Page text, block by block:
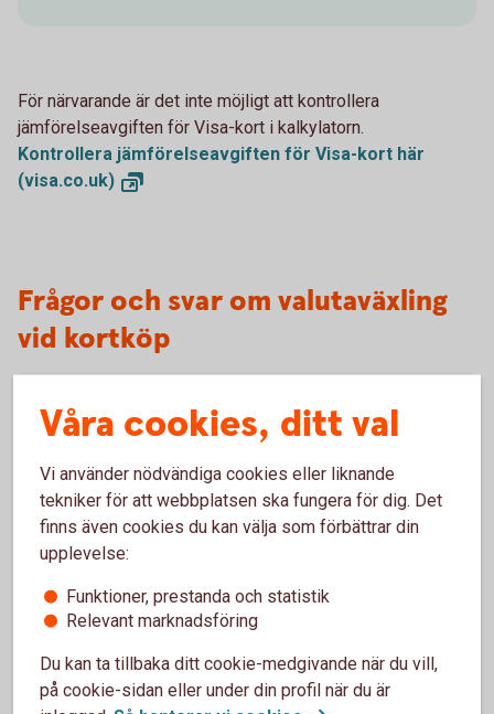
För närvarande är det inte möjligt att kontrollera
jämförelseavgiften för Visa-kort i kalkylatorn.
Kontrollera jämförelseavgiften för Visa-kort här
(visa.co.uk)
Frågor och svar om valutaväxling
vid kortköp
för valutaväxling?
När kan jag ha nytta av att jämföra avgiften?
Har bankens valutaväxlingspåslag ändrats?
Var kan jag se den faktiska valutaväxlingskursen
som jag fick på ett köp?
Kan jag kontrollera avgiften för en valutaväxling
på ett framtida kortköp?
Våra cookies, ditt val
Vi använder nödvändiga cookies eller liknande
tekniker för att webbplatsen ska fungera för dig. Det
finns även cookies du kan välja som förbättrar din
upplevelse:
Funktioner, prestanda och statistik
Relevant marknadsföring
Du kan ta tillbaka ditt cookie-medgivande när du vill,
på cookie-sidan eller under din profil när du är